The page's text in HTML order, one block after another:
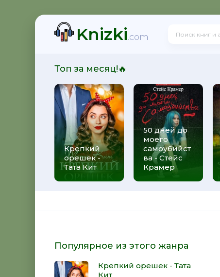
Knizki.com
Топ за месяц!🔥
Крепкий
орешек -
Тата Кит
50 дней до
моего
самоубийст
ва - Стейс
Крамер
Популярное из этого жанра
Крепкий орешек - Тата
Кит
Джиллиан